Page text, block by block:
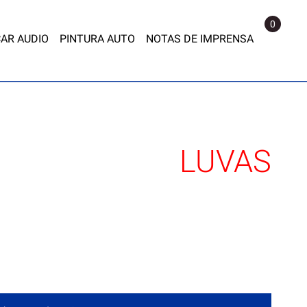
AUDIO PINTURA AUTO NOTAS DE IMPRENSA
0
LUVAS